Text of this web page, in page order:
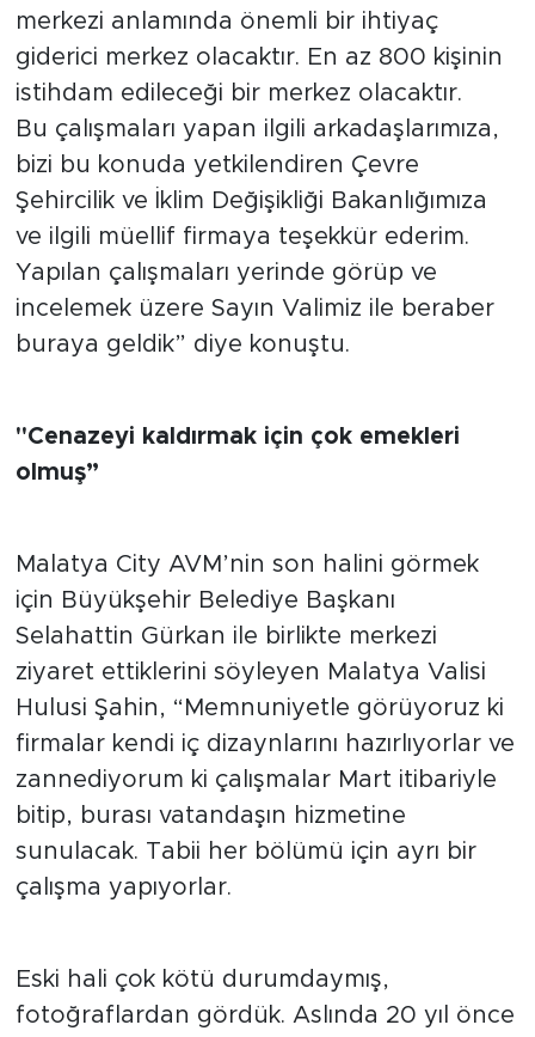
merkezi anlamında önemli bir ihtiyaç
giderici merkez olacaktır. En az 800 kişinin
istihdam edileceği bir merkez olacaktır.
Bu çalışmaları yapan ilgili arkadaşlarımıza,
bizi bu konuda yetkilendiren Çevre
Şehircilik ve İklim Değişikliği Bakanlığımıza
ve ilgili müellif firmaya teşekkür ederim.
Yapılan çalışmaları yerinde görüp ve
incelemek üzere Sayın Valimiz ile beraber
buraya geldik” diye konuştu.
"Cenazeyi kaldırmak için çok emekleri
olmuş”
Malatya City AVM’nin son halini görmek
için Büyükşehir Belediye Başkanı
Selahattin Gürkan ile birlikte merkezi
ziyaret ettiklerini söyleyen Malatya Valisi
Hulusi Şahin, “Memnuniyetle görüyoruz ki
firmalar kendi iç dizaynlarını hazırlıyorlar ve
zannediyorum ki çalışmalar Mart itibariyle
bitip, burası vatandaşın hizmetine
sunulacak. Tabii her bölümü için ayrı bir
çalışma yapıyorlar.
Eski hali çok kötü durumdaymış,
fotoğraflardan gördük. Aslında 20 yıl önce